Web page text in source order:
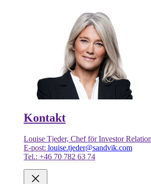
Kontakt
Louise Tjeder, Chef för Investor
E-post: louise.tjeder@sandvik.com
Tel.: +46 70 782 63 74